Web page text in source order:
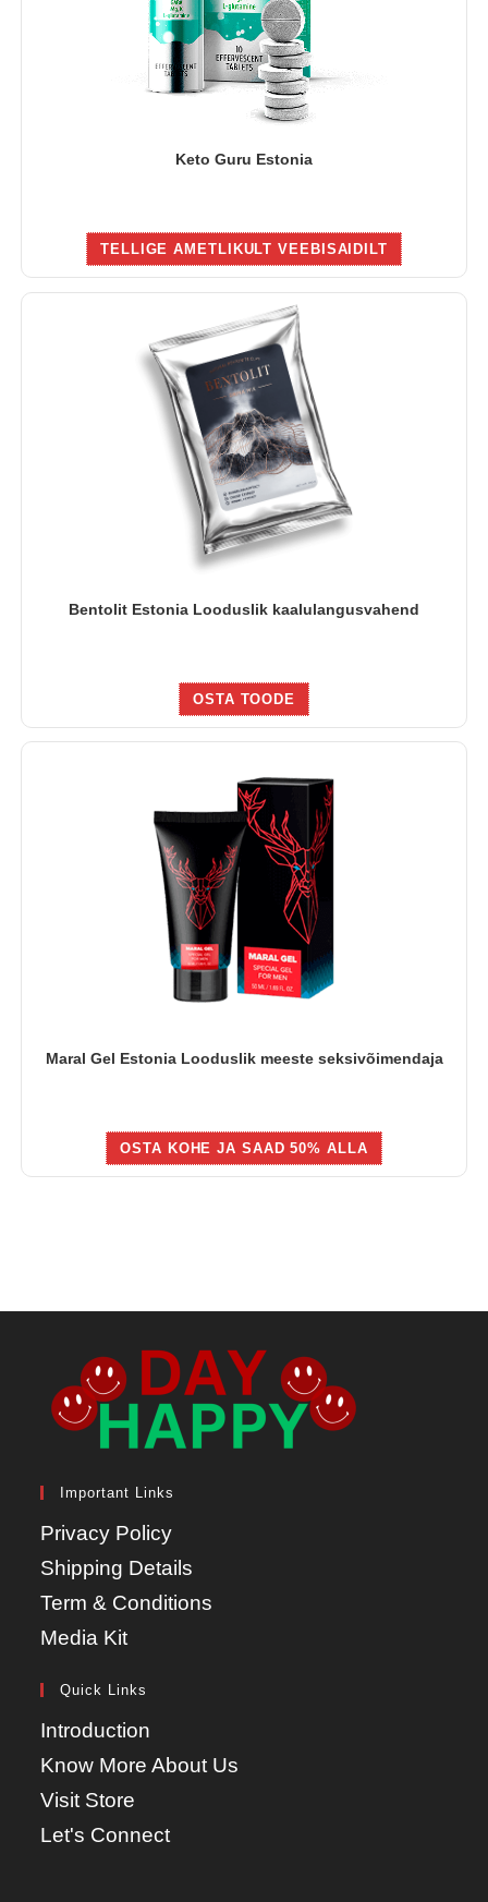
Keto Guru Estonia
TELLIGE AMETLIKULT VEEBISAIDILT
Bentolit Estonia Looduslik kaalulangusvahend
OSTA TOODE
Maral Gel Estonia Looduslik meeste seksivõimendaja
OSTA KOHE JA SAAD 50% ALLA
Important Links
Privacy Policy
Shipping Details
Term & Conditions
Media Kit
Quick Links
Introduction
Know More About Us
Visit Store
Let's Connect